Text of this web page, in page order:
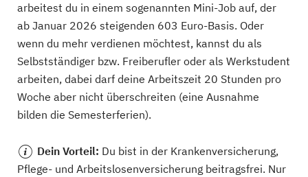
arbeitest du in einem sogenannten Mini-Job auf, der
ab Januar 2026 steigenden 603 Euro-Basis. Oder
wenn du mehr verdienen möchtest, kannst du als
Selbstständiger bzw. Freiberufler oder als Werkstudent
arbeiten, dabei darf deine Arbeitszeit 20 Stunden pro
Woche aber nicht überschreiten (eine Ausnahme
bilden die Semesterferien).
Dein Vorteil: Du bist in der Krankenversicherung,
Pflege- und Arbeitslosenversicherung beitragsfrei. Nur